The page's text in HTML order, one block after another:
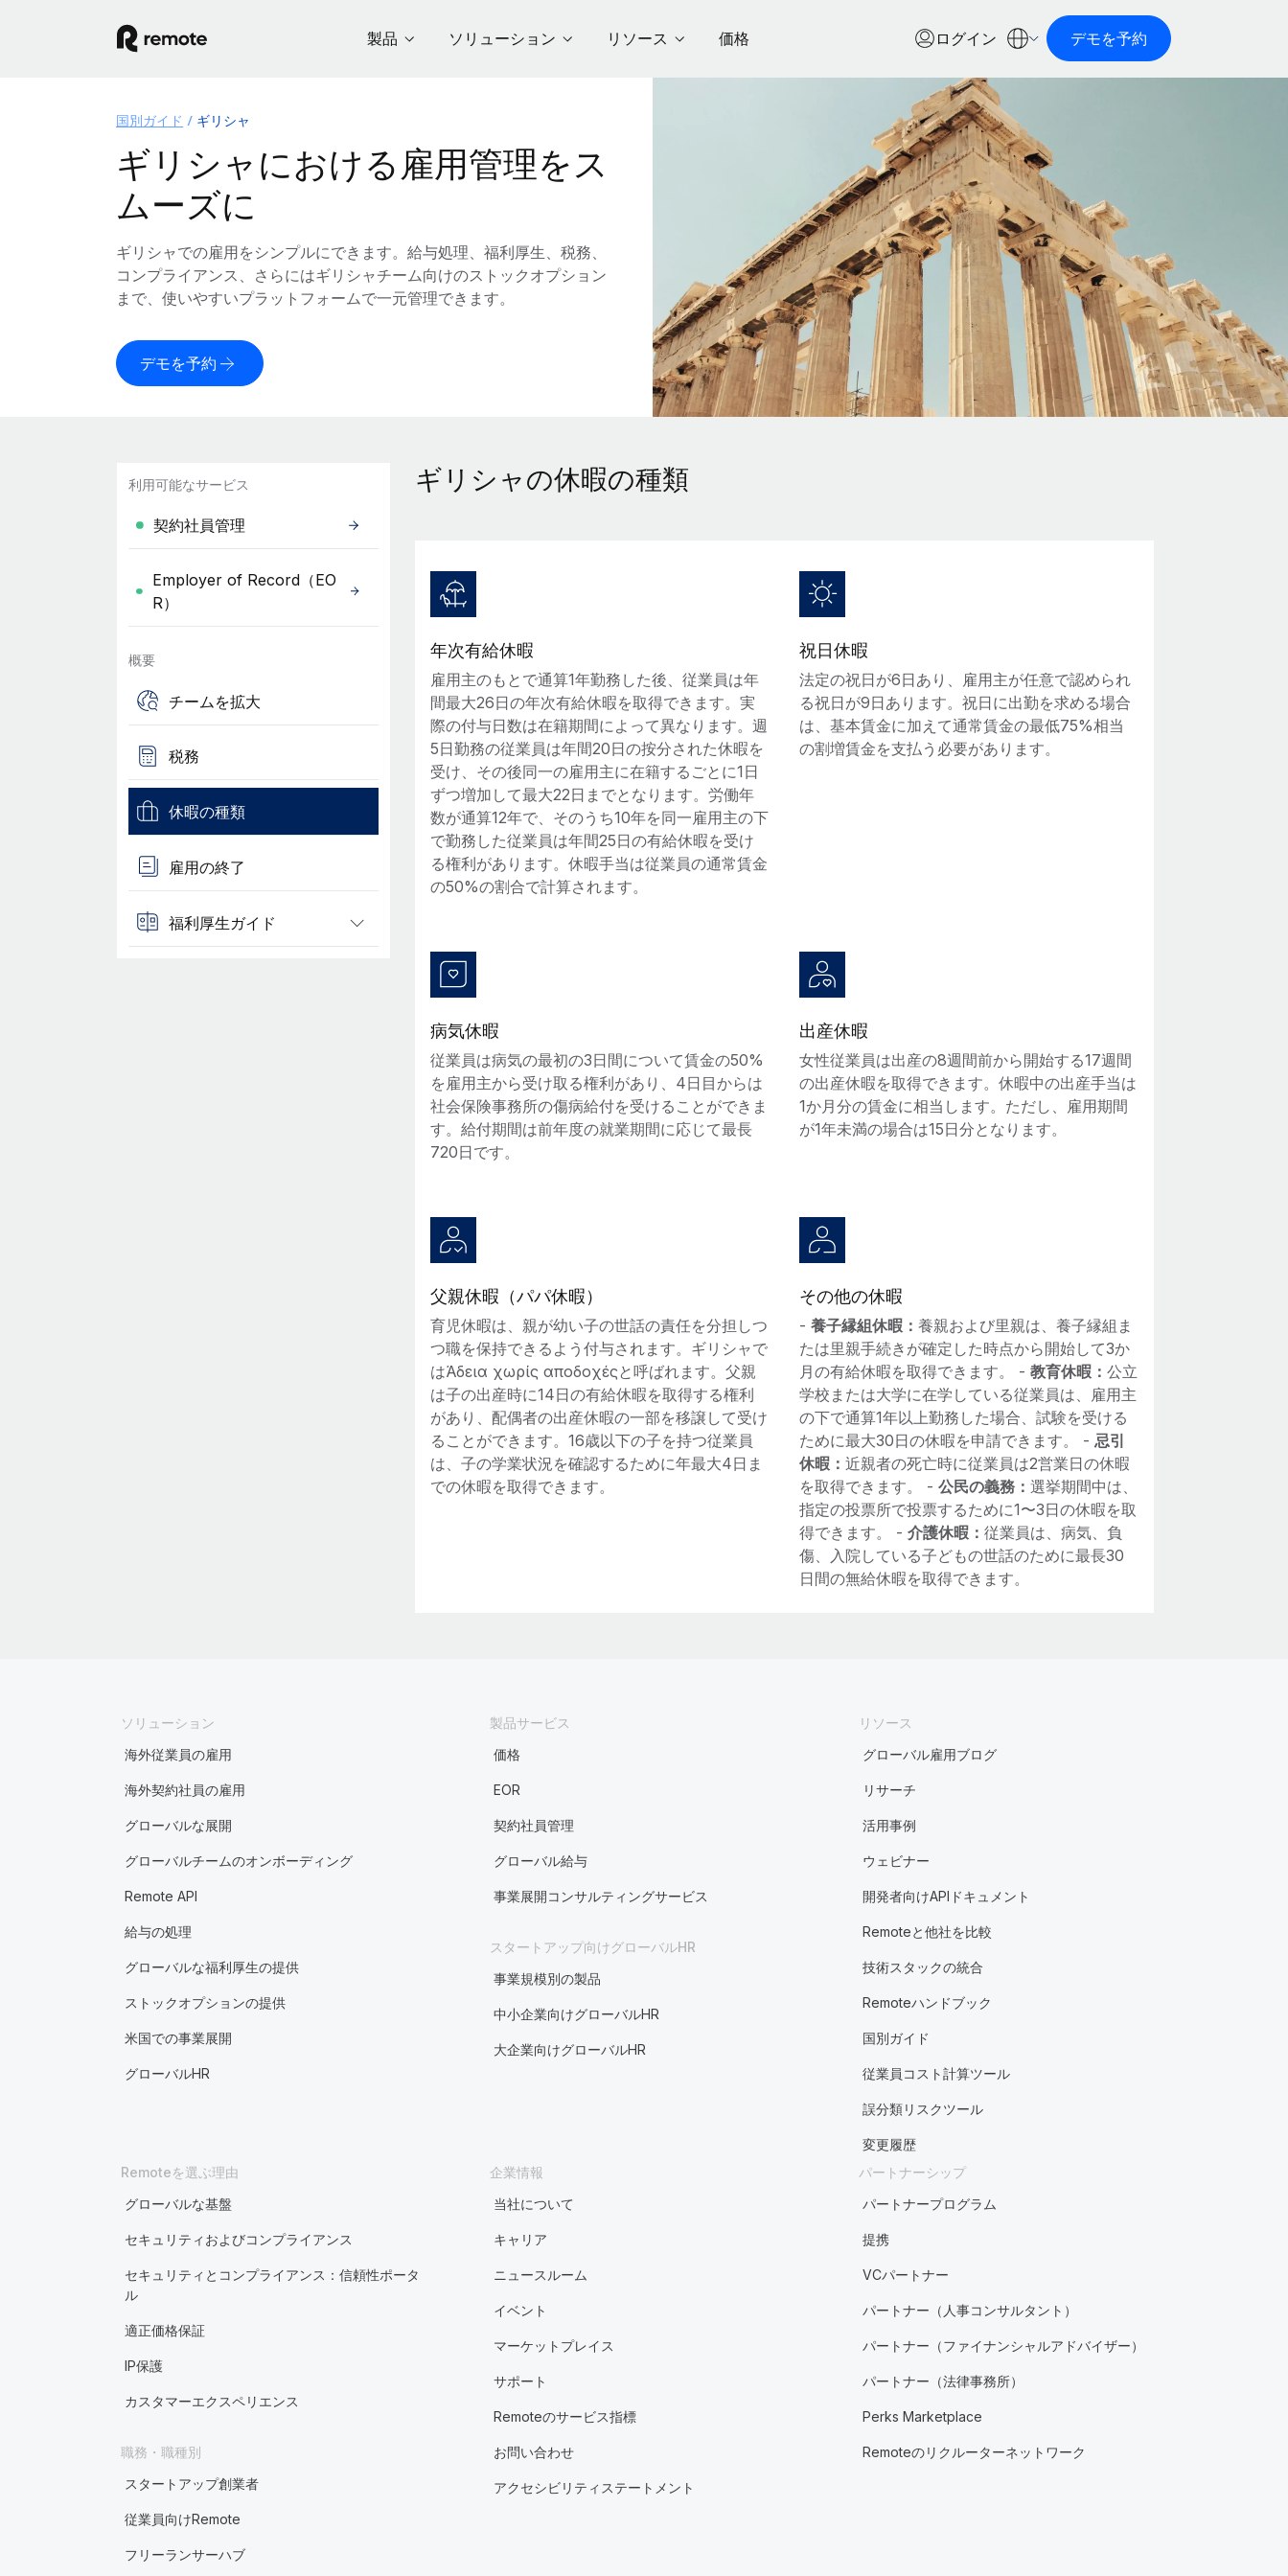
製品 ソリューション リソース 価格 ログイン デモを予約
国別ガイド ギリシャ
ギリシャにおける雇用管理をス
ムーズに
ギリシャでの雇用をシンプルにできます。給与処理、福利厚生、税務、
コンプライアンス、さらにはギリシャチーム向けのストックオプション
まで、使いやすいプラットフォームで一元管理できます。
デモを予約
利用可能なサービス
契約社員管理
Employer of Record（EO
R）
概要
チームを拡大
税務
休暇の種類
雇用の終了
福利厚生ガイド
ギリシャの休暇の種類
年次有給休暇
雇用主のもとで通算1年勤務した後、従業員は年
間最大26日の年次有給休暇を取得できます。実
際の付与日数は在籍期間によって異なります。週
5日勤務の従業員は年間20日の按分された休暇を
受け、その後同一の雇用主に在籍するごとに1日
ずつ増加して最大22日までとなります。労働年
数が通算12年で、そのうち10年を同一雇用主の下
で勤務した従業員は年間25日の有給休暇を受け
る権利があります。休暇手当は従業員の通常賃金
の50%の割合で計算されます。
祝日休暇
法定の祝日が6日あり、雇用主が任意で認められ
る祝日が9日あります。祝日に出勤を求める場合
は、基本賃金に加えて通常賃金の最低75%相当
の割増賃金を支払う必要があります。
病気休暇
従業員は病気の最初の3日間について賃金の50%
を雇用主から受け取る権利があり、4日目からは
社会保険事務所の傷病給付を受けることができま
す。給付期間は前年度の就業期間に応じて最長
720日です。
出産休暇
女性従業員は出産の8週間前から開始する17週間
の出産休暇を取得できます。休暇中の出産手当は
1か月分の賃金に相当します。ただし、雇用期間
が1年未満の場合は15日分となります。
父親休暇（パパ休暇）
育児休暇は、親が幼い子の世話の責任を分担しつ
つ職を保持できるよう付与されます。ギリシャで
はΆδεια χωρίς αποδοχέςと呼ばれます。父親
は子の出産時に14日の有給休暇を取得する権利
があり、配偶者の出産休暇の一部を移譲して受け
ることができます。16歳以下の子を持つ従業員
は、子の学業状況を確認するために年最大4日ま
での休暇を取得できます。
その他の休暇
-養子縁組休暇：養親および里親は、養子縁組ま
たは里親手続きが確定した時点から開始して3か
月の有給休暇を取得できます。 -教育休暇：公立
学校または大学に在学している従業員は、雇用主
の下で通算1年以上勤務した場合、試験を受ける
ために最大30日の休暇を申請できます。 -忌引
休暇：近親者の死亡時に従業員は2営業日の休暇
を取得できます。 -公民の義務：選挙期間中は、
指定の投票所で投票するために1〜3日の休暇を取
得できます。 -介護休暇：従業員は、病気、負
傷、入院している子どもの世話のために最長30
日間の無給休暇を取得できます。
ソリューション
海外従業員の雇用
海外契約社員の雇用
グローバルな展開
グローバルチームのオンボーディング
Remote API
給与の処理
グローバルな福利厚生の提供
ストックオプションの提供
米国での事業展開
グローバルHR
製品サービス
価格
EOR
契約社員管理
グローバル給与
事業展開コンサルティングサービス
スタートアップ向けグローバルHR
事業規模別の製品
中小企業向けグローバルHR
大企業向けグローバルHR
リソース
グローバル雇用ブログ
リサーチ
活用事例
ウェビナー
開発者向けAPIドキュメント
Remoteと他社を比較
技術スタックの統合
Remoteハンドブック
国別ガイド
従業員コスト計算ツール
誤分類リスクツール
変更履歴
Remoteを選ぶ理由
グローバルな基盤
セキュリティおよびコンプライアンス
セキュリティとコンプライアンス：信頼性ポータ
ル
適正価格保証
IP保護
カスタマーエクスペリエンス
職務・職種別
スタートアップ創業者
従業員向けRemote
フリーランサーハブ
企業情報
当社について
キャリア
ニュースルーム
イベント
マーケットプレイス
サポート
Remoteのサービス指標
お問い合わせ
アクセシビリティステートメント
パートナーシップ
パートナープログラム
提携
VCパートナー
パートナー（人事コンサルタント）
パートナー（ファイナンシャルアドバイザー）
パートナー（法律事務所）
Perks Marketplace
Remoteのリクルーターネットワーク